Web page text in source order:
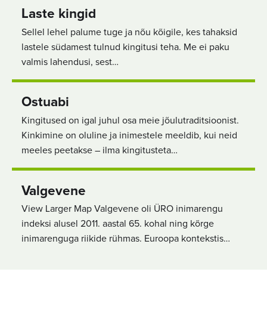
Laste kingid
Sellel lehel palume tuge ja nõu kõigile, kes tahaksid
lastele südamest tulnud kingitusi teha. Me ei paku
valmis lahendusi, sest…
Ostuabi
Kingitused on igal juhul osa meie jõulutraditsioonist.
Kinkimine on oluline ja inimestele meeldib, kui neid
meeles peetakse – ilma kingitusteta…
Valgevene
View Larger Map Valgevene oli ÜRO inimarengu
indeksi alusel 2011. aastal 65. kohal ning kõrge
inimarenguga riikide rühmas. Euroopa kontekstis…